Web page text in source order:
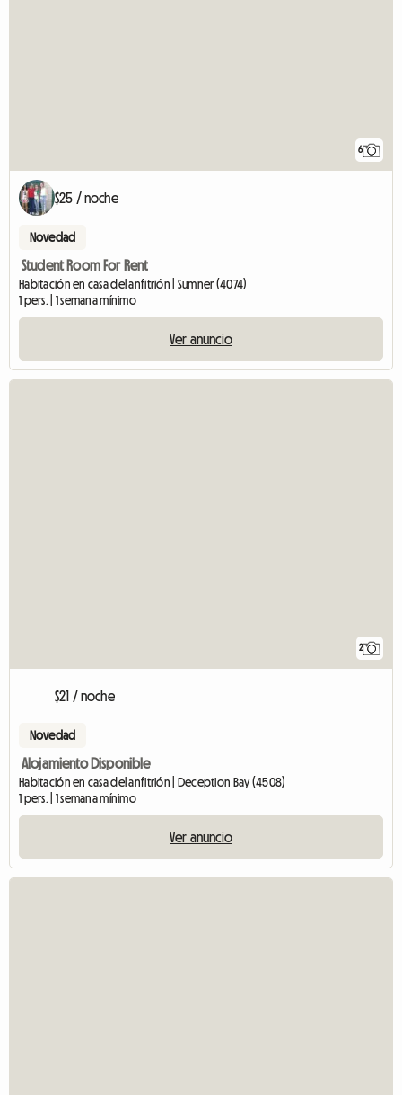
6
$25 / noche
Novedad
Student Room For Rent
Habitación en casa del anfitrión | Sumner (4074)
1 pers. | 1 semana mínimo
Ver anuncio
2
$21 / noche
Novedad
Alojamiento Disponible
Habitación en casa del anfitrión | Deception Bay (4508)
1 pers. | 1 semana mínimo
Ver anuncio